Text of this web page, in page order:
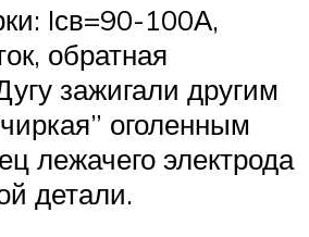
Iсв=90-100А,
обратная
зажигали другим
оголенным
лежачего электрода
детали.